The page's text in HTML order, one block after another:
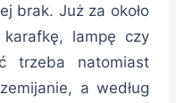
brak. Już za około
lampę czy
trzeba natomiast
a według